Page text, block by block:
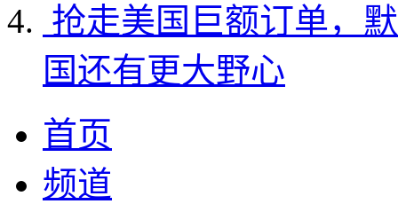
抢走美国巨额订单，
国还有更大野心
首页
频道